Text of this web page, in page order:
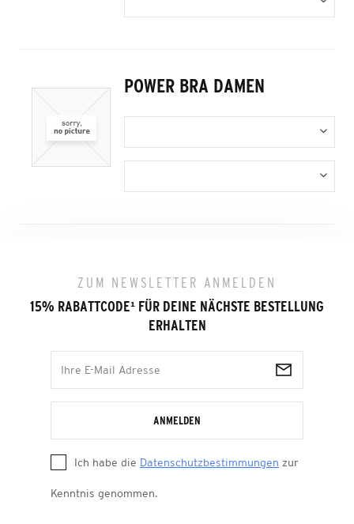
POWER BRA DAMEN
ZUM NEWSLETTER ANMELDEN
15% RABATTCODE¹ FÜR DEINE NÄCHSTE BESTELLUNG
ERHALTEN
ANMELDEN
Ich habe die Datenschutzbestimmungen zur
Kenntnis genommen.